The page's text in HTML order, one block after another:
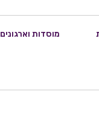
מוסדות וארגונים